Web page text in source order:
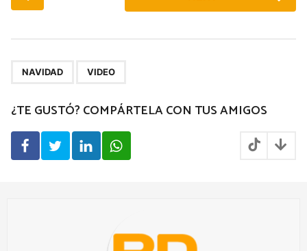
o
i
n
t
NAVIDAD VIDEO
¿TE GUSTÓ? COMPÁRTELA CON TUS AMIGOS